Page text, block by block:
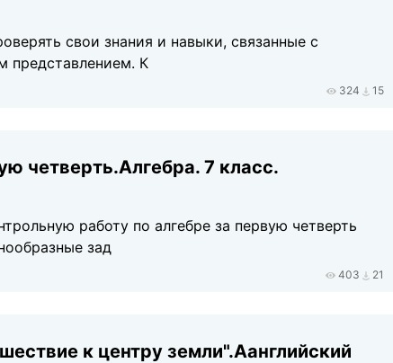
свои знания и навыки, связанные с
представлением. К
324 15
четверть.Алгебра. 7 класс.
работу по алгебре за первую четверть
зад
403 21
к центру земли".Аанглийский